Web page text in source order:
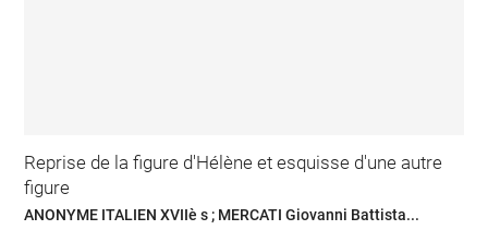
Reprise de la figure d'Hélène et esquisse d'une autre
figure
ANONYME ITALIEN XVIIè s ; MERCATI Giovanni Battista...